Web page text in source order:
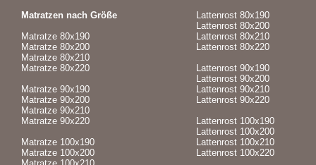
Matratzen nach Größe
Matratze 80x190
Matratze 80x200
Matratze 80x210
Matratze 80x220
Matratze 90x190
Matratze 90x200
Matratze 90x210
Matratze 90x220
Matratze 100x190
Matratze 100x200
Lattenrost 80x190
Lattenrost 80x200
Lattenrost 80x210
Lattenrost 80x220
Lattenrost 90x190
Lattenrost 90x200
Lattenrost 90x210
Lattenrost 90x220
Lattenrost 100x190
Lattenrost 100x200
Lattenrost 100x210
Lattenrost 100x220